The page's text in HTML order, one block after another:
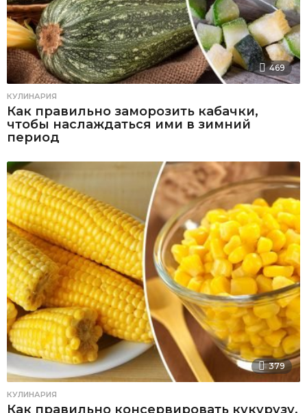
469
КУЛИНАРИЯ
Как правильно заморозить кабачки,
чтобы наслаждаться ими в зимний
период
379
КУЛИНАРИЯ
Как правильно консервировать кукурузу,